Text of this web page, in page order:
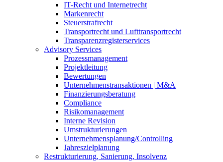
IT-Recht und Internetrecht
Markenrecht
Steuerstrafrecht
Transportrecht und Lufttransportrecht
Transparenzregisterservices
Advisory Services
Prozessmanagement
Projektleitung
Bewertungen
Unternehmenstransaktionen | M&A
Finanzierungsberatung
Compliance
Risikomanagement
Interne Revision
Umstrukturierungen
Unternehmensplanung/Controlling
Jahreszielplanung
Restrukturierung, Sanierung, Insolvenz